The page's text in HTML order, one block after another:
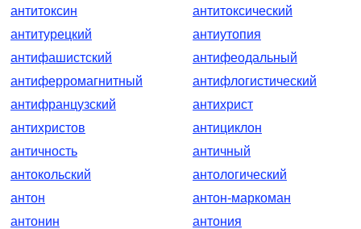
антитоксин
антитоксический
антитурецкий
антиутопия
антифашистский
антифеодальный
антиферромагнитный
антифлогистический
антифранцузский
антихрист
антихристов
антициклон
античность
античный
антокольский
антологический
антон
антон-маркоман
антонин
антония